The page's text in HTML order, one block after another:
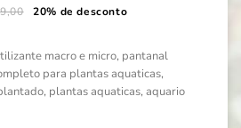
20% de desconto
macro e micro, pantanal
para plantas aquaticas,
, plantas aquaticas, aquario